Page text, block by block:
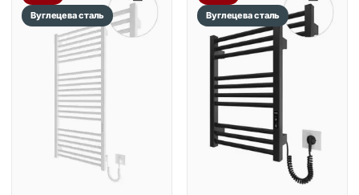
Вуглецева сталь
Вуглецева сталь